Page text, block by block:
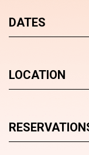
DATES
LOCATION